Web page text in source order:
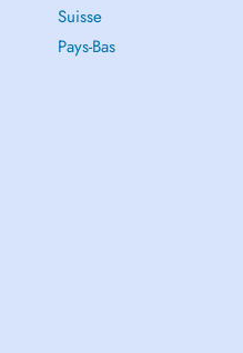
Suisse
Pays-Bas